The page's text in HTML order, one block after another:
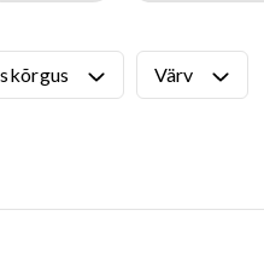
Seenioritele
Värv